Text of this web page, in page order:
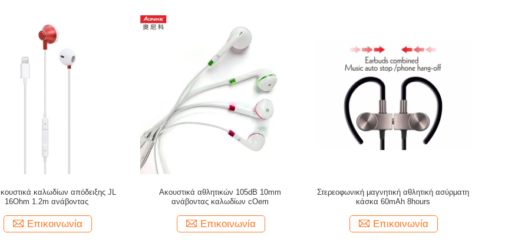
καλωδίων απόδειξης JL
16Ohm 1.2m ανάβοντας
Επικοινωνία
Ακουστικά αθλητικών 105dB 10mm
ανάβοντας καλωδίων cOem
Επικοινωνία
Στερεοφωνική μαγνητική αθλητική ασύρματη
κάσκα 60mAh 8hours
Επικοινωνία